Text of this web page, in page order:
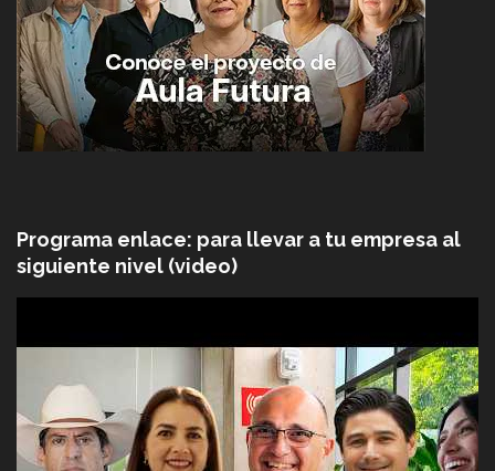
Programa enlace: para llevar a tu empresa al
siguiente nivel (video)